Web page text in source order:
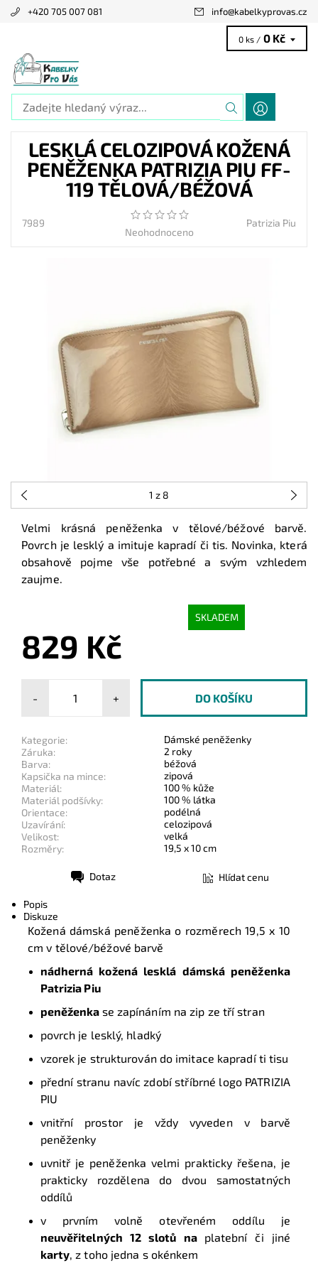
+420 705 007 081 info@kabelkyprovas.cz
0 ks / 0 Kč
LESKLÁ CELOZIPOVÁ KOŽENÁ
PENĚŽENKA PATRIZIA PIU FF-
119 TĚLOVÁ/BÉŽOVÁ
7989
Neohodnoceno
Patrizia Piu
1 z 8
Velmi krásná peněženka v tělové/béžové barvě.
Povrch je lesklý a imituje kapradí či tis. Novinka, která
obsahově pojme vše potřebné a svým vzhledem
zaujme.
SKLADEM
829 Kč
- +
Kategorie:
Dámské peněženky
Záruka:
2 roky
Barva:
béžová
Kapsička na mince:
zipová
Materiál:
100 % kůže
Materiál podšívky:
100 % látka
Orientace:
podélná
Uzavírání:
celozipová
Velikost:
velká
Rozměry:
19,5 x 10 cm
Dotaz Hlídat cenu
Popis
Diskuze
Kožená dámská peněženka o rozměrech19,5 x 10
cm v tělové/béžové barvě
nádherná kožená lesklá dámská peněženka
Patrizia Piu
peněženka se zapínáním na zip ze tří stran
povrch je lesklý, hladký
vzorek je strukturován do imitace kapradí ti tisu
přední stranu navíc zdobí stříbrné logo PATRIZIA
PIU
vnitřní prostor je vždy vyveden v barvě
peněženky
uvnitř je peněženka velmi prakticky řešena, je
prakticky rozdělena do dvou samostatných
oddílů
v prvním volně otevřeném oddílu je
neuvěřitelných 12 slotů na platební či jiné
karty, z toho jedna s okénkem